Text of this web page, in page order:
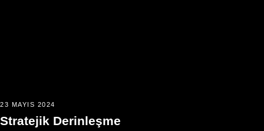
23 MAYIS 2024
Stratejik Derinleşme